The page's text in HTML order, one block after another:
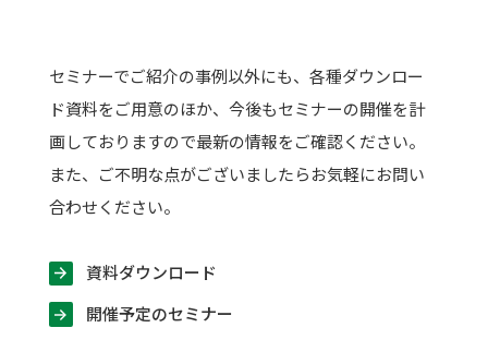
セミナーでご紹介の事例以外にも、各種ダウンロー
ド資料をご用意のほか、今後もセミナーの開催を計
画しておりますので最新の情報をご確認ください。
また、ご不明な点がございましたらお気軽にお問い
合わせください。
資料ダウンロード
開催予定のセミナー